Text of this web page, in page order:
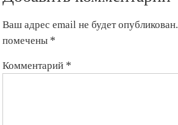
Ваш адрес email не будет опубликован.
помечены *
Комментарий *